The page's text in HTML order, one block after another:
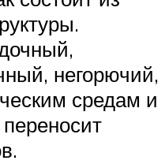
негорючий,
средам и